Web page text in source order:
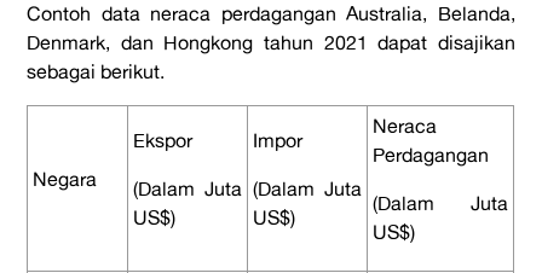
Contoh data neraca perdagangan Australia, Belanda,
Denmark, dan Hongkong tahun 2021 dapat disajikan
sebagai berikut.
Negara
Ekspor
(Dalam Juta
US$)
Impor
(Dalam Juta
US$)
Neraca
Perdagangan
(Dalam Juta
US$)